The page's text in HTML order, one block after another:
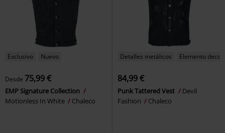
Exclusivo Nuevo
Desde 75,99 €
EMP Signature Collection
Motionless In White
Chaleco
Detalles metálicos Elemento
84,99 €
Punk Tattered Vest
Devil
Fashion
Chaleco